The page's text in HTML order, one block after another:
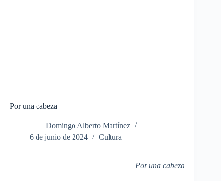
Por una cabeza
Domingo Alberto Martínez
6 de junio de 2024
Cultura
Por una cabeza